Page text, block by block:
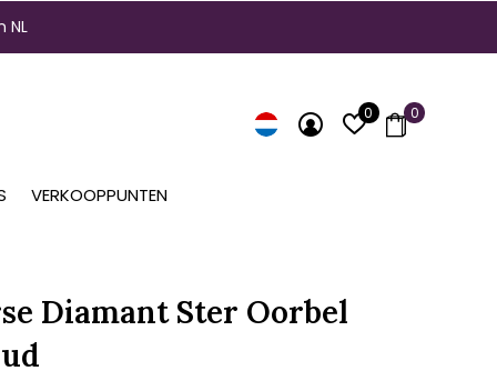
VERKOOPPUNTEN
0 0
NL
Diamant Ster Oorbel